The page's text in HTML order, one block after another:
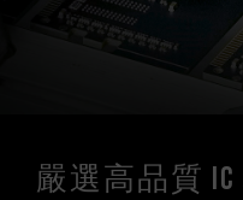
嚴選高品質